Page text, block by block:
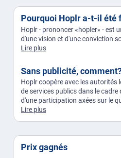
Pourquoi Hoplr a-t-il été
Hoplr - prononcer «hopler» - est
d'une vision et d'une conviction
Lire plus
Sans publicité,
Hoplr coopère avec les autorités
de services publics dans le
d'une participation axées sur le
Lire plus
Prix gagnés